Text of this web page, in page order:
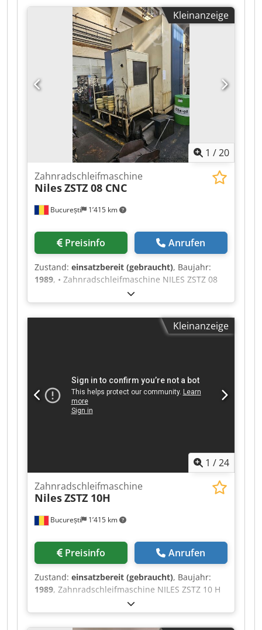
Kleinanzeige
1 /20
București 1’415 km
Zahnradschleifmaschine
NilesZSTZ 08 CNC
Preisinfo Anrufen
Zustand: einsatzbereit (gebraucht), Baujahr:
1989, • Zahnradschleifmaschine NILES ZSTZ 08
CNC • CNC: Fanuc 180i-M • Minimales/maximales
Modul: 2/14 • Maximaler Schleifdurchmesser:
800 mm • Maximaler Schleifdurchmesser ohne
Mitlaufspindel: 1000 mm • Minimaler
Drehtisches: 630 mm Ein Satz von
Wechselrädern ist verfügbar. Csdpfxozk Hfre
Afksrf
Kleinanzeige
1 /24
București 1’415 km
Zahnradschleifmaschine
NilesZSTZ 10H
Preisinfo Anrufen
Zustand: einsatzbereit (gebraucht), Baujahr:
1989, Zahnradschleifmaschine NILES ZSTZ 10 H
Tischdurchmesser: 1000 mm Max.
Bearbeitungsdurchmesser: 1250 mm Modul: -
Min.: 2 Codpfjzk E U Eex Afkjrf - Max.: 25 Max.